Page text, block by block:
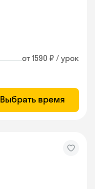
от 1590 ₽ / урок
Выбрать время